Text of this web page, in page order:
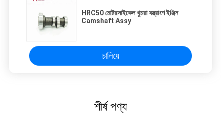
HRC50 মোটরসাইকেল খুচরা যন্ত্রাংশ ইঞ্জিন
Camshaft Assy
চালিয়ে
শীর্ষ পণ্য